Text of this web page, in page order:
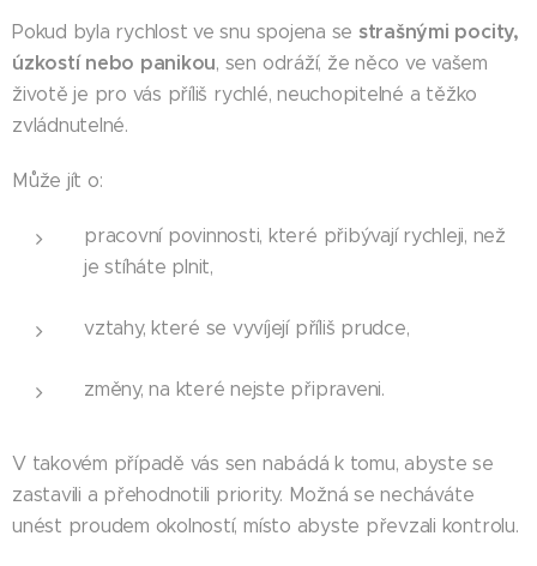
Pokud byla rychlost ve snu spojena se strašnými pocity,
úzkostí nebo panikou, sen odráží, že něco ve vašem
životě je pro vás příliš rychlé, neuchopitelné a těžko
zvládnutelné.
Může jít o:
pracovní povinnosti, které přibývají rychleji, než
je stíháte plnit,
vztahy, které se vyvíjejí příliš prudce,
změny, na které nejste připraveni.
V takovém případě vás sen nabádá k tomu, abyste se
zastavili a přehodnotili priority. Možná se necháváte
unést proudem okolností, místo abyste převzali kontrolu.